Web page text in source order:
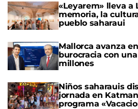
«Leyarem» lleva a
memoria, la
pueblo saharaui
Mallorca avanza
burocracia con
millones
Niños saharauis
jornada en
programa